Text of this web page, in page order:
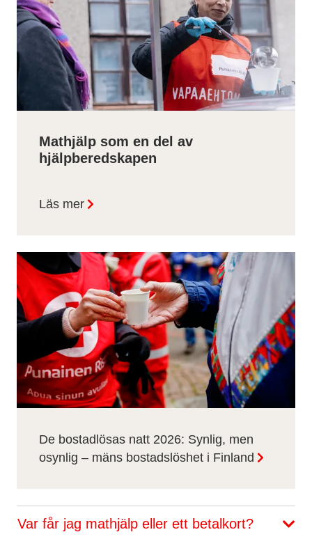
Mathjälp som en del av
hjälpberedskapen
Läs mer
De bostadlösas natt 2026: Synlig, men
osynlig – mäns bostadslöshet i Finland
Var får jag mathjälp eller ett betalkort?